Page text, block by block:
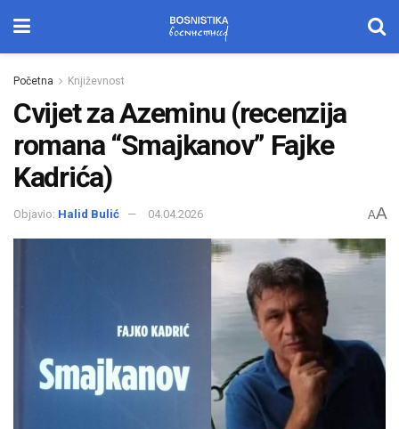
Početna Književnost
Cvijet za Azeminu (recenzija
romana “Smajkanov” Fajke
Kadrića)
Objavio: Halid Bulić 04.04.2026 AA